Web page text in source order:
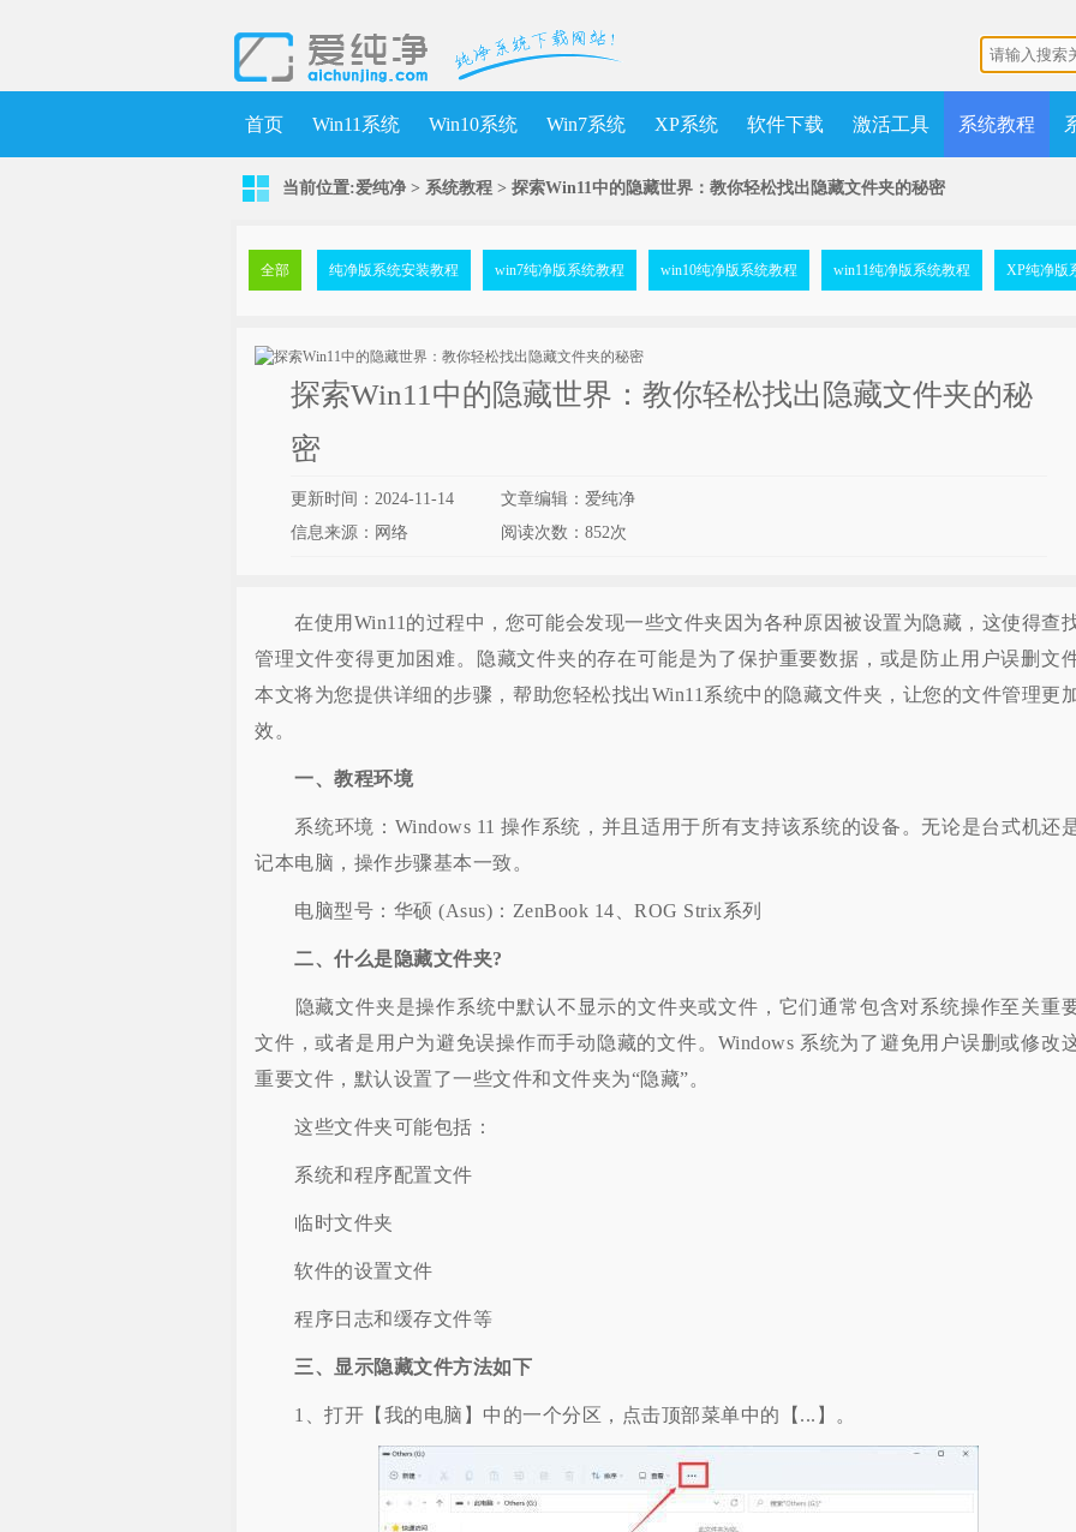
首页 Win11系统 Win10系统 Win7系统 XP系统 软件下载 激活工具 系统教程
当前位置:爱纯净 > 系统教程 > 探索Win11中的隐藏世界：教你轻松找出隐藏文件夹的秘密
全部 纯净版系统安装教程 win7纯净版系统教程 win10纯净版系统教程 win11纯净版系统教程 XP纯净版
探索Win11中的隐藏世界：教你轻松找出隐藏文件夹的秘
密
更新时间：2024-11-14
文章编辑：爱纯净
信息来源：网络
阅读次数： 852次
在使用Win11的过程中，您可能会发现一些文件夹因为各种原因被设置为隐藏，这使得查
管理文件变得更加困难。隐藏文件夹的存在可能是为了保护重要数据，或是防止用户误删文
本文将为您提供详细的步骤，帮助您轻松找出Win11系统中的隐藏文件夹，让您的文件管理更
效。
一、教程环境
系统环境：Windows 11 操作系统，并且适用于所有支持该系统的设备。无论是台式机还
记本电脑，操作步骤基本一致。
电脑型号：华硕 (Asus)：ZenBook 14、ROG Strix系列
二、什么是隐藏文件夹?
隐藏文件夹是操作系统中默认不显示的文件夹或文件，它们通常包含对系统操作至关重
文件，或者是用户为避免误操作而手动隐藏的文件。Windows 系统为了避免用户误删或修改
重要文件，默认设置了一些文件和文件夹为“隐藏”。
这些文件夹可能包括：
系统和程序配置文件
临时文件夹
软件的设置文件
程序日志和缓存文件等
三、显示隐藏文件方法如下
1、打开【我的电脑】中的一个分区，点击顶部菜单中的【...】。